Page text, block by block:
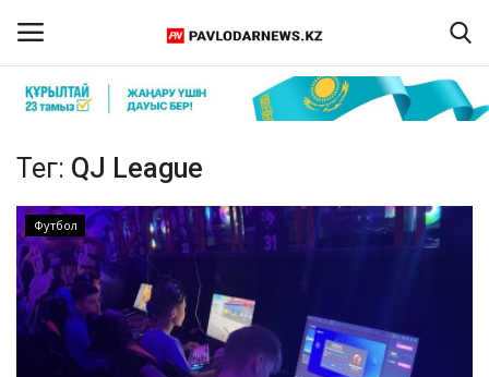
Тіркелу
Бізбен байланыс
ПАВЛОДАР ОБЛЫСЫ
ҚАЗАҚСТАН
Тег: QJ League
Футбол